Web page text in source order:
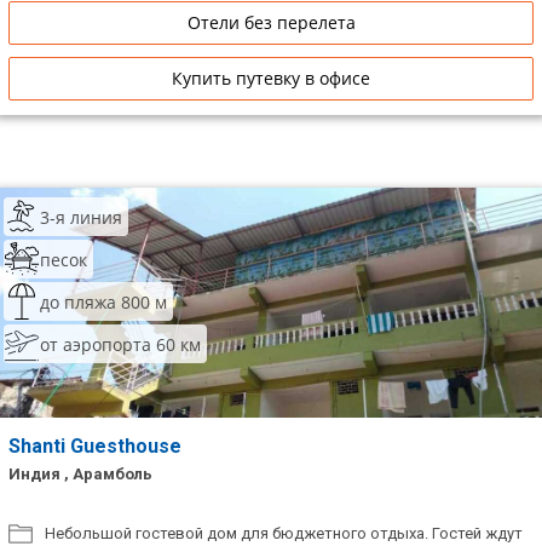
Отели без перелета
Купить путевку в офисе
3-я линия
песок
до пляжа 800 м
от аэропорта 60 км
Shanti Guesthouse
Индия , Арамболь
Небольшой гостевой дом для бюджетного отдыха. Гостей ждут